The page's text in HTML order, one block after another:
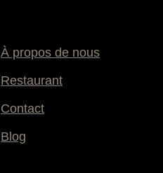
À propos de nous
Restaurant
Contact
Blog